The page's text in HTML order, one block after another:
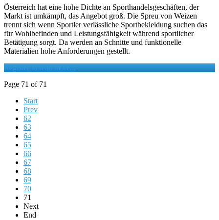
Österreich hat eine hohe Dichte an Sporthandelsgeschäften, der
Markt ist umkämpft, das Angebot groß. Die Spreu von Weizen
trennt sich wenn Sportler verlässliche Sportbekleidung suchen das
für Wohlbefinden und Leistungsfähigkeit während sportlicher
Betätigung sorgt. Da werden an Schnitte und funktionelle
Materialien hohe Anforderungen gestellt.
Register to read more...
Page 71 of 71
Start
Prev
62
63
64
65
66
67
68
69
70
71
Next
End